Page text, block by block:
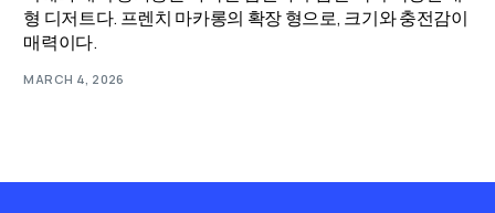
형 디저트다. 프렌치 마카롱의 확장 형으로, 크기와 충전감이
매력이다.
MARCH 4, 2026